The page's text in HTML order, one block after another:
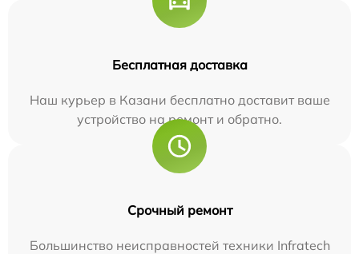
Бесплатная доставка
Наш курьер в Казани бесплатно доставит ваше
устройство на ремонт и обратно.
Срочный ремонт
Большинство неисправностей техники Infratech